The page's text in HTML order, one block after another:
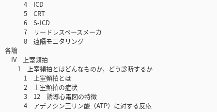
4 ICD
5 CRT
6 S-ICD
7 リードレスペースメーカ
8 遠隔モニタリング
各論
IV 上室頻拍
1 上室頻拍とはどんなものか，どう診断するか
1 上室頻拍とは
2 上室頻拍の症状
3 12 誘導心電図の特徴
4 アデノシン三リン酸（ATP）に対する反応